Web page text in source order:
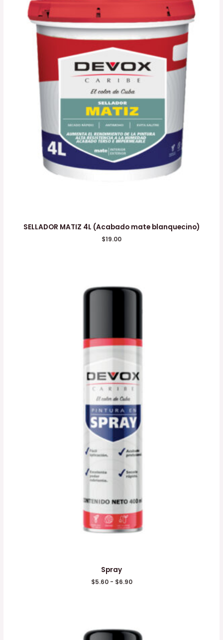
SELLADOR MATIZ 4L (Acabado mate blanquecino)
$19.00
Spray
$5.60 - $6.90
desde